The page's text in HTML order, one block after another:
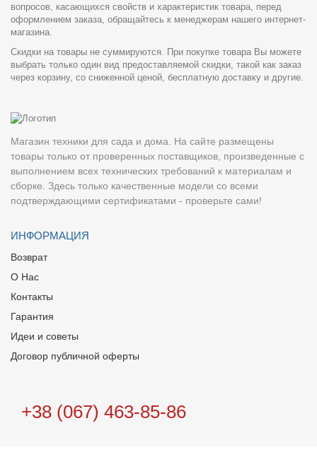
вопросов, касающихся свойств и характеристик товара, перед
оформлением заказа, обращайтесь к менеджерам нашего интернет-
магазина.
Скидки на товары не суммируются. При покупке товара Вы можете
выбрать только один вид предоставляемой скидки, такой как заказ
через корзину, со сниженной ценой, бесплатную доставку и другие.
Магазин техники для сада и дома. На сайте размещены
товары только от проверенных поставщиков, произведенные с
выполнением всех технических требований к материалам и
сборке. Здесь только качественные модели со всеми
подтверждающими сертификатами - проверьте сами!
ИНФОРМАЦИЯ
Возврат
О Нас
Контакты
Гарантия
Идеи и советы
Договор публичной оферты
+38 (067) 463-85-86